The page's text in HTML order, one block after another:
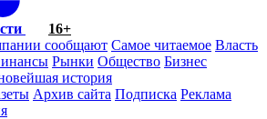
16+
сообщают Самое читаемое Власть
Рынки Общество Бизнес
история
Архив сайта Подписка Реклама